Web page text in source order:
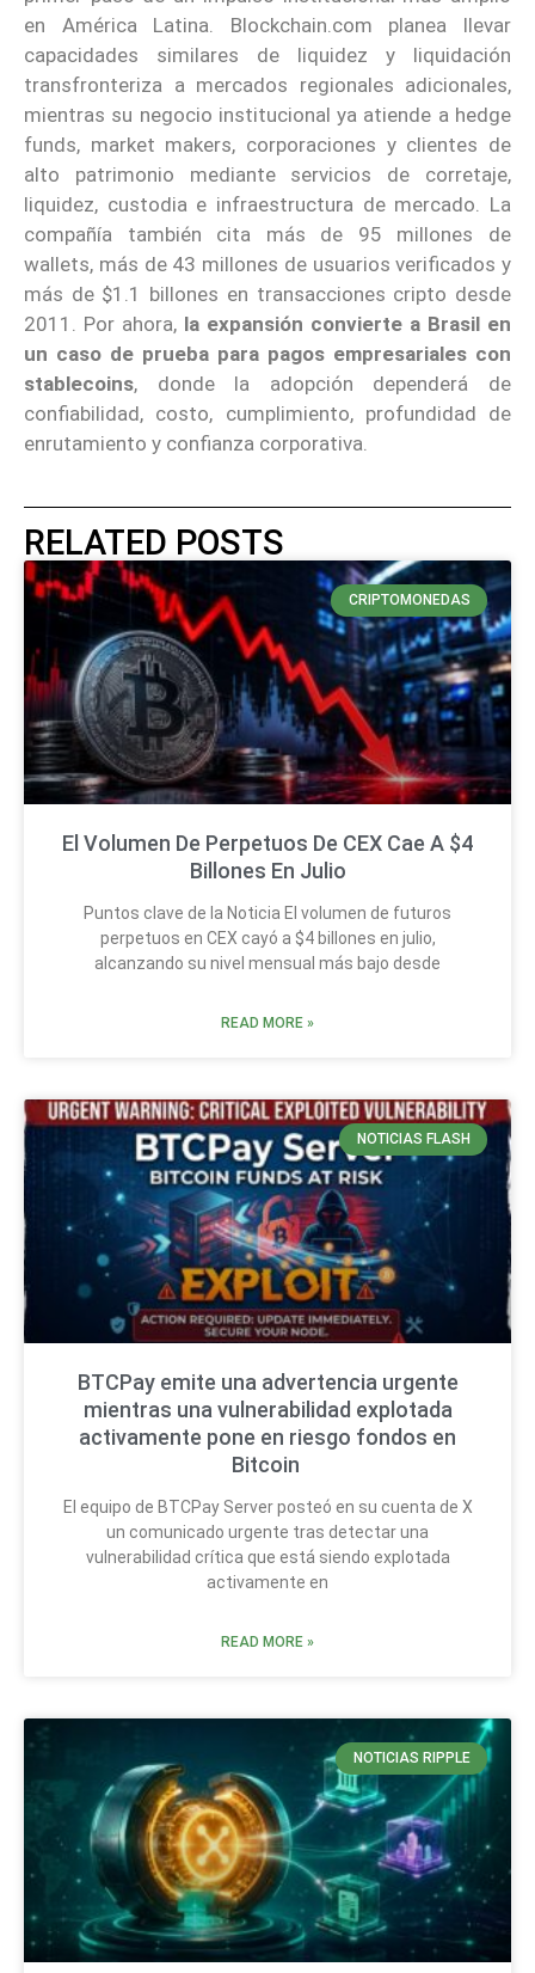
en América Latina. Blockchain.com planea llevar
capacidades similares de liquidez y liquidación
transfronteriza a mercados regionales adicionales,
mientras su negocio institucional ya atiende a hedge
funds, market makers, corporaciones y clientes de
alto patrimonio mediante servicios de corretaje,
liquidez, custodia e infraestructura de mercado. La
compañía también cita más de 95 millones de
wallets, más de 43 millones de usuarios verificados y
más de $1.1 billones en transacciones cripto desde
2011. Por ahora, la expansión convierte a Brasil en
un caso de prueba para pagos empresariales con
stablecoins, donde la adopción dependerá de
confiabilidad, costo, cumplimiento, profundidad de
enrutamiento y confianza corporativa.
RELATED POSTS
CRIPTOMONEDAS
El Volumen De Perpetuos De CEX Cae A $4
Billones En Julio
Puntos clave de la Noticia El volumen de futuros
perpetuos en CEX cayó a $4 billones en julio,
alcanzando su nivel mensual más bajo desde
READ MORE »
NOTICIAS FLASH
BTCPay emite una advertencia urgente
mientras una vulnerabilidad explotada
activamente pone en riesgo fondos en
Bitcoin
El equipo de BTCPay Server posteó en su cuenta de X
un comunicado urgente tras detectar una
vulnerabilidad crítica que está siendo explotada
activamente en
READ MORE »
NOTICIAS RIPPLE